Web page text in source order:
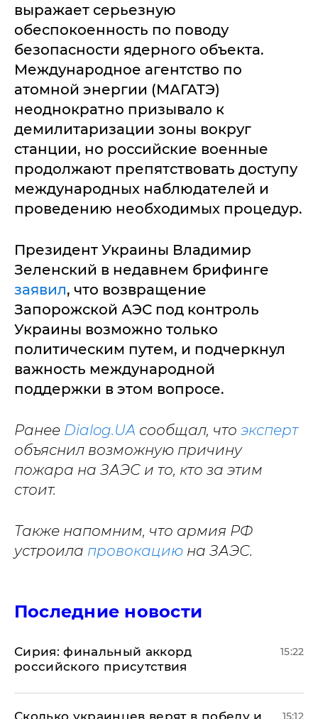
выражает серьезную
обеспокоенность по поводу
безопасности ядерного объекта.
Международное агентство по
атомной энергии (МАГАТЭ)
неоднократно призывало к
демилитаризации зоны вокруг
станции, но российские военные
продолжают препятствовать доступу
международных наблюдателей и
проведению необходимых процедур.
Президент Украины Владимир
Зеленский в недавнем брифинге
заявил, что возвращение
Запорожской АЭС под контроль
Украины возможно только
политическим путем, и подчеркнул
важность международной
поддержки в этом вопросе.
Ранее Dialog.UA сообщал, что эксперт
объяснил возможную причину
пожара на ЗАЭС и то, кто за этим
стоит.
Также напомним, что армия РФ
устроила провокацию на ЗАЭС.
Последние новости
​Сирия: финальный аккорд
российского присутствия
15:22
Сколько украинцев верят в победу и 15:12